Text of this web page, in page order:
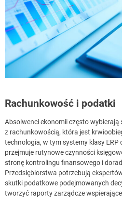
Rachunkowość i podatki
Absolwenci ekonomii często
z rachunkowością, która jest
technologia, w tym systemy klasy ERP
przejmuje rutynowe czynności
stronę kontrolingu finansowego i
Przedsiębiorstwa potrzebują
skutki podatkowe podejmowanych
tworzyć raporty zarządcze